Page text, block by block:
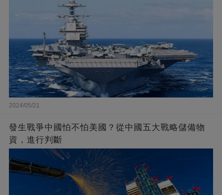
2024/05/21
發生戰爭中國怕不怕美國？從中國五大戰略儲備物
資，進行判斷